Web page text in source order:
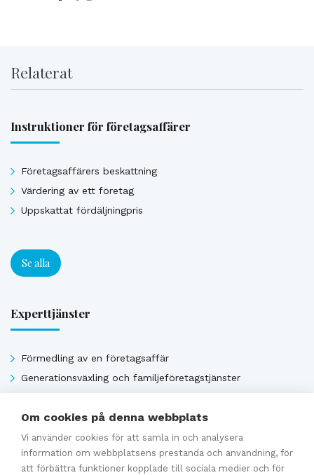
Relaterat
Instruktioner för företagsaffärer
Företagsaffärers beskattning
Värdering av ett företag
Uppskattat fördäljningpris
Se alla
Experttjänster
Förmedling av en företagsaffär
Generationsväxling och familjeföretagstjänster
Uppskattat försäljningpris
Affärsavtal
Om cookies på denna webbplats
Vi använder cookies för att samla in och analysera
information om webbplatsens prestanda och användning, för
att förbättra funktioner kopplade till sociala medier och för